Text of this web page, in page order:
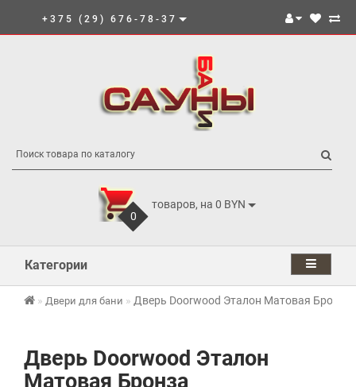
+375 (29) 676-78-37
0
товаров, на 0 BYN
Категории
Двери для бани Дверь Doorwood Эталон Матовая Бронза
Дверь Doorwood Эталон
Матовая Бронза